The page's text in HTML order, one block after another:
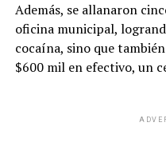
Además, se allanaron
oficina municipal,
cocaína, sino que
$600 mil en efectivo, un